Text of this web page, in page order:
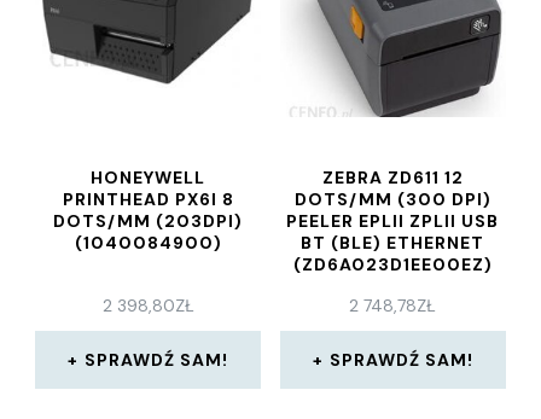
HONEYWELL
PRINTHEAD PX6I 8
DOTS/MM (203DPI)
(1040084900)
2 398,80ZŁ
SPRAWDŹ SAM!
ZEBRA ZD611 12
DOTS/MM (300 DPI)
PEELER EPLII ZPLII USB
BT (BLE) ETHERNET
(ZD6A023D1EE00EZ)
2 748,78ZŁ
SPRAWDŹ SAM!